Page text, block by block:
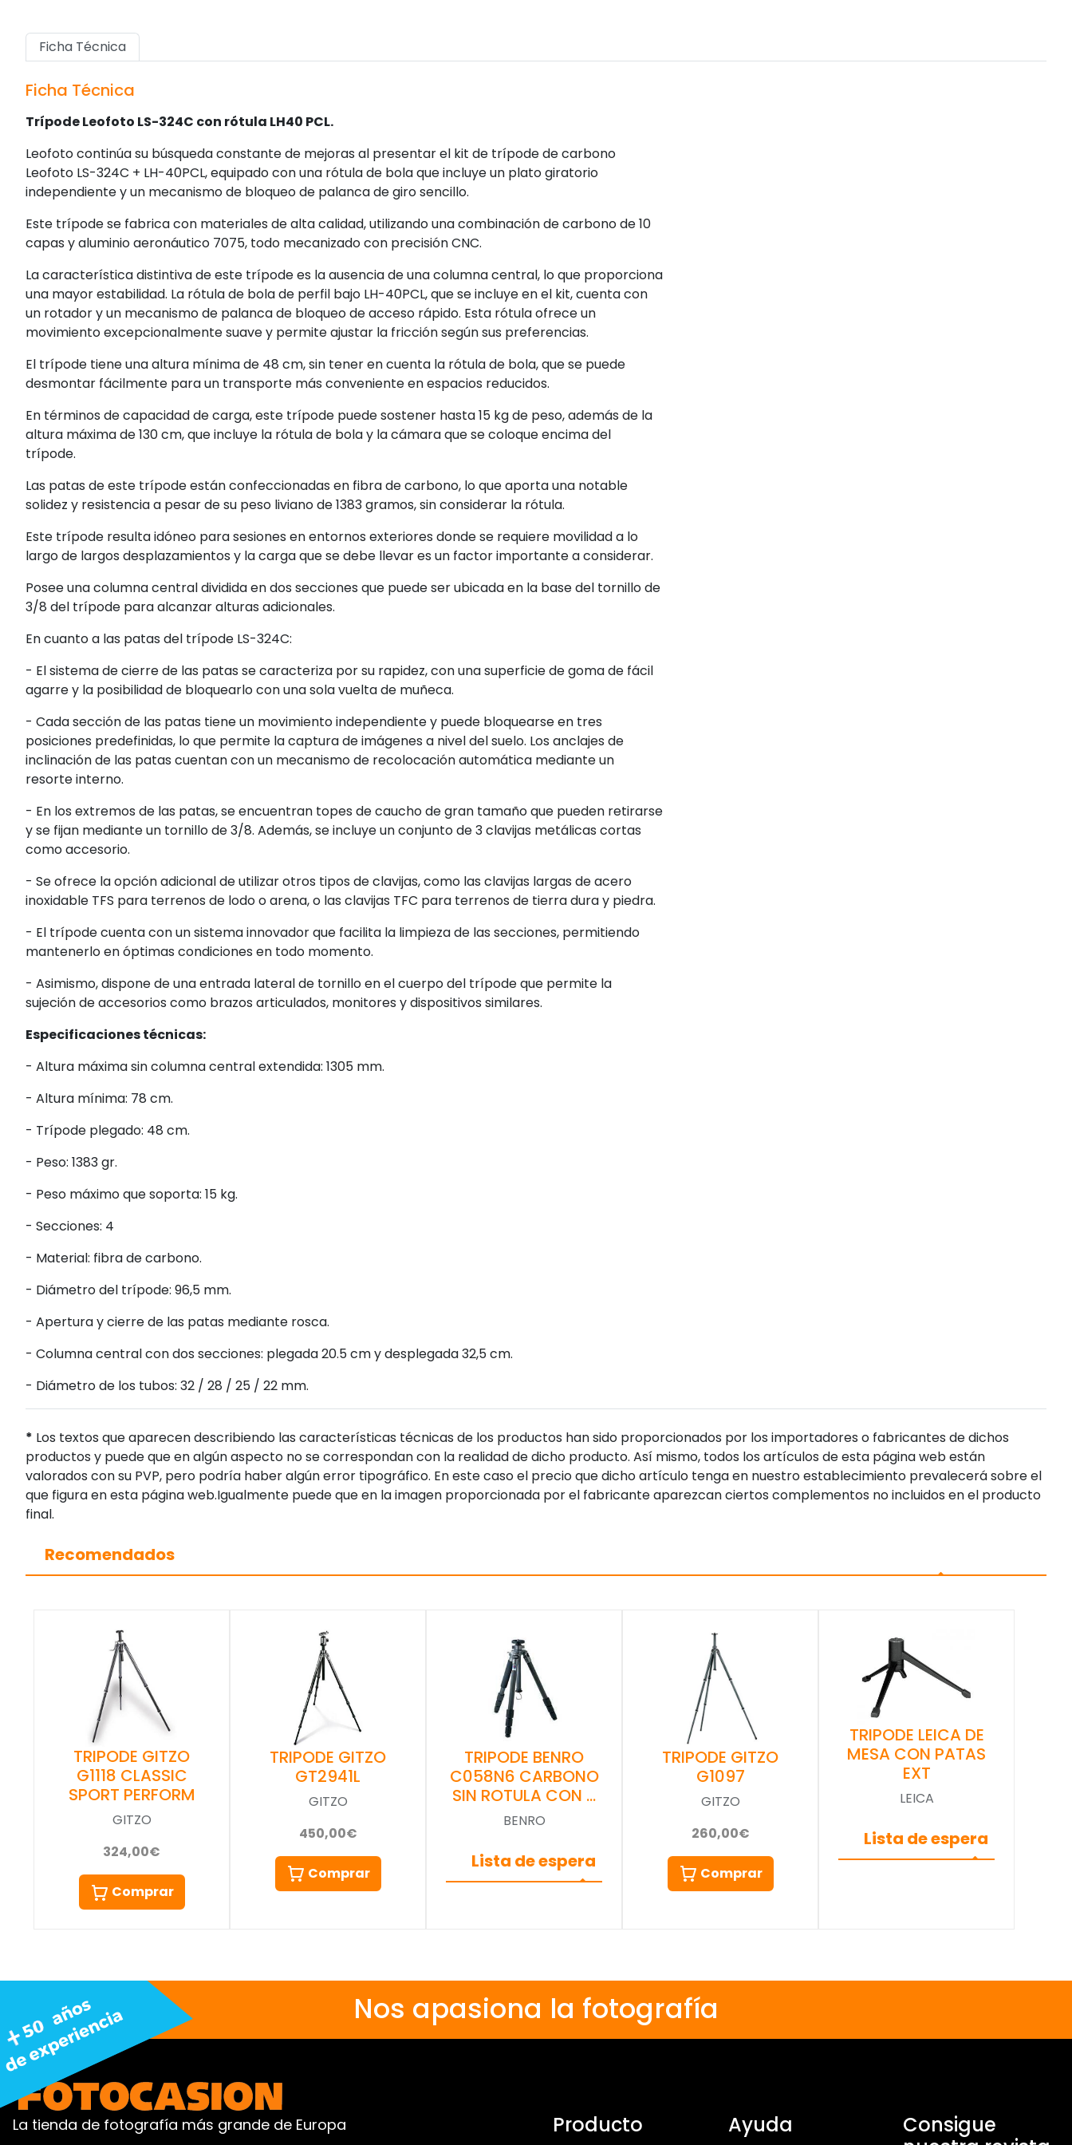
Ficha Técnica
Ficha Técnica
Trípode Leofoto LS-324C con rótula LH40 PCL.
Leofoto continúa su búsqueda constante de mejoras al presentar el kit de trípode de carbono
Leofoto LS-324C + LH-40PCL, equipado con una rótula de bola que incluye un plato giratorio
independiente y un mecanismo de bloqueo de palanca de giro sencillo.
Este trípode se fabrica con materiales de alta calidad, utilizando una combinación de carbono de 10
capas y aluminio aeronáutico 7075, todo mecanizado con precisión CNC.
La característica distintiva de este trípode es la ausencia de una columna central, lo que proporciona
una mayor estabilidad. La rótula de bola de perfil bajo LH-40PCL, que se incluye en el kit, cuenta con
un rotador y un mecanismo de palanca de bloqueo de acceso rápido. Esta rótula ofrece un
movimiento excepcionalmente suave y permite ajustar la fricción según sus preferencias.
El trípode tiene una altura mínima de 48 cm, sin tener en cuenta la rótula de bola, que se puede
desmontar fácilmente para un transporte más conveniente en espacios reducidos.
En términos de capacidad de carga, este trípode puede sostener hasta 15 kg de peso, además de la
altura máxima de 130 cm, que incluye la rótula de bola y la cámara que se coloque encima del
trípode.
Las patas de este trípode están confeccionadas en fibra de carbono, lo que aporta una notable
solidez y resistencia a pesar de su peso liviano de 1383 gramos, sin considerar la rótula.
Este trípode resulta idóneo para sesiones en entornos exteriores donde se requiere movilidad a lo
largo de largos desplazamientos y la carga que se debe llevar es un factor importante a considerar.
Posee una columna central dividida en dos secciones que puede ser ubicada en la base del tornillo de
3/8 del trípode para alcanzar alturas adicionales.
En cuanto a las patas del trípode LS-324C:
- El sistema de cierre de las patas se caracteriza por su rapidez, con una superficie de goma de fácil
agarre y la posibilidad de bloquearlo con una sola vuelta de muñeca.
- Cada sección de las patas tiene un movimiento independiente y puede bloquearse en tres
posiciones predefinidas, lo que permite la captura de imágenes a nivel del suelo. Los anclajes de
inclinación de las patas cuentan con un mecanismo de recolocación automática mediante un
resorte interno.
- En los extremos de las patas, se encuentran topes de caucho de gran tamaño que pueden retirarse
y se fijan mediante un tornillo de 3/8. Además, se incluye un conjunto de 3 clavijas metálicas cortas
como accesorio.
- Se ofrece la opción adicional de utilizar otros tipos de clavijas, como las clavijas largas de acero
inoxidable TFS para terrenos de lodo o arena, o las clavijas TFC para terrenos de tierra dura y piedra.
- El trípode cuenta con un sistema innovador que facilita la limpieza de las secciones, permitiendo
mantenerlo en óptimas condiciones en todo momento.
- Asimismo, dispone de una entrada lateral de tornillo en el cuerpo del trípode que permite la
sujeción de accesorios como brazos articulados, monitores y dispositivos similares.
Especificaciones técnicas:
- Altura máxima sin columna central extendida: 1305 mm.
- Altura mínima: 78 cm.
- Trípode plegado: 48 cm.
- Peso: 1383 gr.
- Peso máximo que soporta: 15 kg.
- Secciones: 4
- Material: fibra de carbono.
- Diámetro del trípode: 96,5 mm.
- Apertura y cierre de las patas mediante rosca.
- Columna central con dos secciones: plegada 20.5 cm y desplegada 32,5 cm.
- Diámetro de los tubos: 32 / 28 / 25 / 22 mm.
* Los textos que aparecen describiendo las características técnicas de los productos han sido proporcionados por los importadores o fabricantes de dichos
productos y puede que en algún aspecto no se correspondan con la realidad de dicho producto. Así mismo, todos los artículos de esta página web están
valorados con su PVP, pero podría haber algún error tipográfico. En este caso el precio que dicho artículo tenga en nuestro establecimiento prevalecerá sobre el
que figura en esta página web.Igualmente puede que en la imagen proporcionada por el fabricante aparezcan ciertos complementos no incluidos en el producto
final.
Recomendados
TRIPODE GITZO
G1118 CLASSIC
SPORT PERFORM
GITZO
324,00€
Comprar
TRIPODE GITZO
GT2941L
GITZO
450,00€
Comprar
TRIPODE BENRO
C058N6 CARBONO
SIN ROTULA CON …
BENRO
Lista de espera
TRIPODE GITZO
G1097
GITZO
260,00€
Comprar
TRIPODE LEICA DE
MESA CON PATAS
EXT
LEICA
Lista de espera
Nos apasiona la fotografía
La tienda de fotografía más grande de Europa Producto Ayuda
Consigue